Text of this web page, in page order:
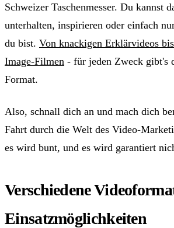
Schweizer Taschenmesser. Du kannst
unterhalten, inspirieren oder einfach
du bist. Von knackigen Erklärvideos
Image-Filmen - für jeden Zweck gibt's
Format.
Also, schnall dich an und mach dich
Fahrt durch die Welt des Video-
es wird bunt, und es wird garantiert
Verschiedene
Einsatzmöglichkeiten